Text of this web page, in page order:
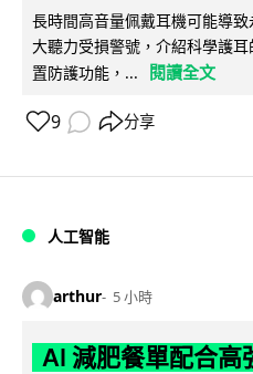
長時間高音量佩戴耳機可能導
大聽力受損警號，介紹科學護
置防護功能，...
閱讀全文
9 分享
人工智能
arthur 5 小時
AI 減肥餐單配合